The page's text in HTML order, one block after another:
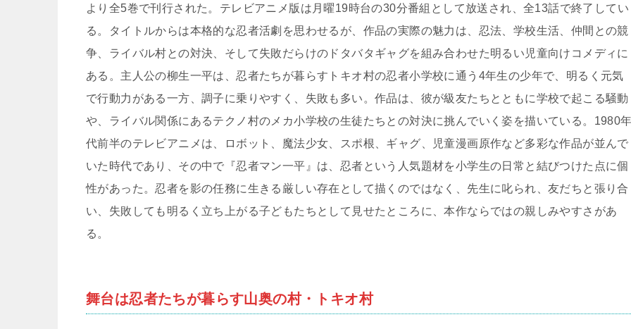
より全5巻で刊行された。テレビアニメ版は月曜19時台の30分番組として放送され、全13話で終了してい
る。タイトルからは本格的な忍者活劇を思わせるが、作品の実際の魅力は、忍法、学校生活、仲間との競
争、ライバル村との対決、そして失敗だらけのドタバタギャグを組み合わせた明るい児童向けコメディに
ある。主人公の柳生一平は、忍者たちが暮らすトキオ村の忍者小学校に通う4年生の少年で、明るく元気
で行動力がある一方、調子に乗りやすく、失敗も多い。作品は、彼が級友たちとともに学校で起こる騒動
や、ライバル関係にあるテクノ村のメカ小学校の生徒たちとの対決に挑んでいく姿を描いている。1980
代前半のテレビアニメは、ロボット、魔法少女、スポ根、ギャグ、児童漫画原作など多彩な作品が並んで
いた時代であり、その中で『忍者マン一平』は、忍者という人気題材を小学生の日常と結びつけた点に個
性があった。忍者を影の任務に生きる厳しい存在として描くのではなく、先生に叱られ、友だちと張り合
い、失敗しても明るく立ち上がる子どもたちとして見せたところに、本作ならではの親しみやすさがあ
る。
舞台は忍者たちが暮らす山奥の村・トキオ村